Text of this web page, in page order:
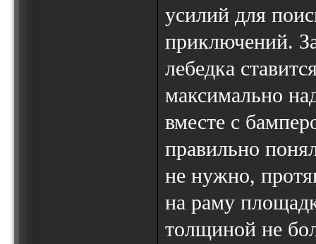
усилий для
приключений.
лебедка
максимально
вместе с
правильно
не нужно,
на раму
толщиной не